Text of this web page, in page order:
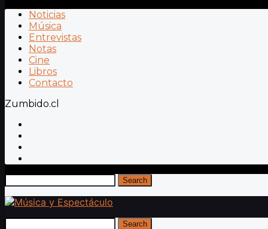
Noticias
Música
Entrevistas
Notas
Cine
Libros
Contacto
Zumbido.cl
Search
Search